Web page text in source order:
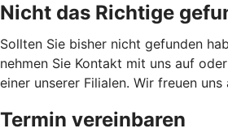
Nicht das Richtige
Sollten Sie bisher nicht gefunden
nehmen Sie Kontakt mit uns auf
einer unserer Filialen. Wir freuen uns
Termin vereinbaren